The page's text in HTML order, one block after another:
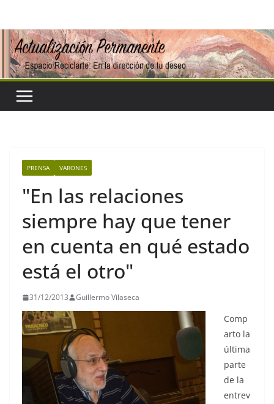
contenido
PRENSA VARONES
"En las relaciones
siempre hay que tener
en cuenta en qué estado
está el otro"
31/12/2013 Guillermo Vilaseca
Comp
arto la
última
parte
de la
entrev